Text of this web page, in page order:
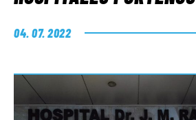
04. 07. 2022